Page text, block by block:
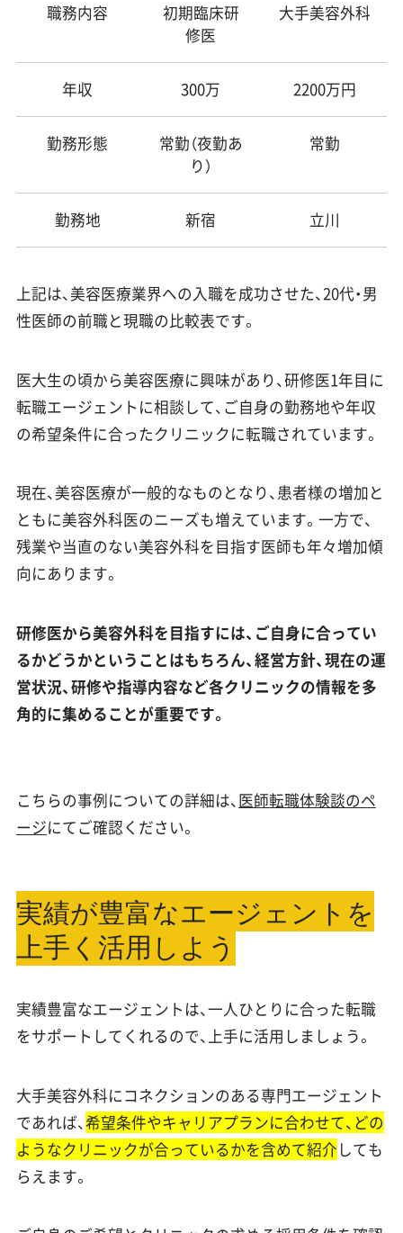
職務内容
初期臨床研
修医
大手美容外科
年収 300万 2200万円
勤務形態
常勤（夜勤あ
り）
常勤
勤務地 新宿 立川
上記は、美容医療業界への入職を成功させた、20代・男
性医師の前職と現職の比較表です。
医大生の頃から美容医療に興味があり、研修医1年目に
転職エージェントに相談して、ご自身の勤務地や年収
の希望条件に合ったクリニックに転職されています。
現在、美容医療が一般的なものとなり、患者様の増加と
ともに美容外科医のニーズも増えています。一方で、
残業や当直のない美容外科を目指す医師も年々増加傾
向にあります。
研修医から美容外科を目指すには、ご自身に合ってい
るかどうかということはもちろん、経営方針、現在の運
営状況、研修や指導内容など各クリニックの情報を多
角的に集めることが重要です。
こちらの事例についての詳細は、医師転職体験談のペ
ージにてご確認ください。
実績が豊富なエージェントを
上手く活用しよう
実績豊富なエージェントは、一人ひとりに合った転職
をサポートしてくれるので、上手に活用しましょう。
大手美容外科にコネクションのある専門エージェント
であれば、 希望条件やキャリアプランに合わせて、どの
ようなクリニックが合っているかを含めて紹介 しても
らえます。